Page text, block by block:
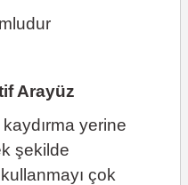
Arayüz
yerine
şekilde
çok